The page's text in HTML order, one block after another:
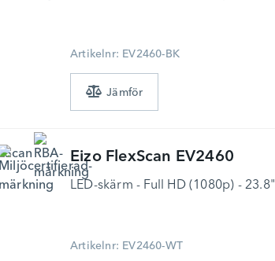
Artikelnr: EV2460-BK
Eizo FlexScan EV2460
LED-skärm - Full HD (1080p) - 23.8"
Artikelnr: EV2460-WT